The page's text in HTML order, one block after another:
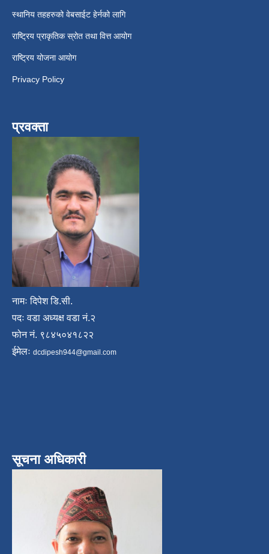
स्थानिय तहहरुको वेबसाईट हेर्नको लागि
राष्ट्रिय प्राकृतिक स्रोत तथा वित्त आयोग
राष्ट्रिय योजना आयोग
Privacy Policy
प्रवक्ता
नामः दिपेश डि.सी.
पदः वडा अध्यक्ष वडा नं.२
फोन नं. ९८४५०४१८२२
ईमेलः dcdipesh944@gmail.com
सूचना अधिकारी